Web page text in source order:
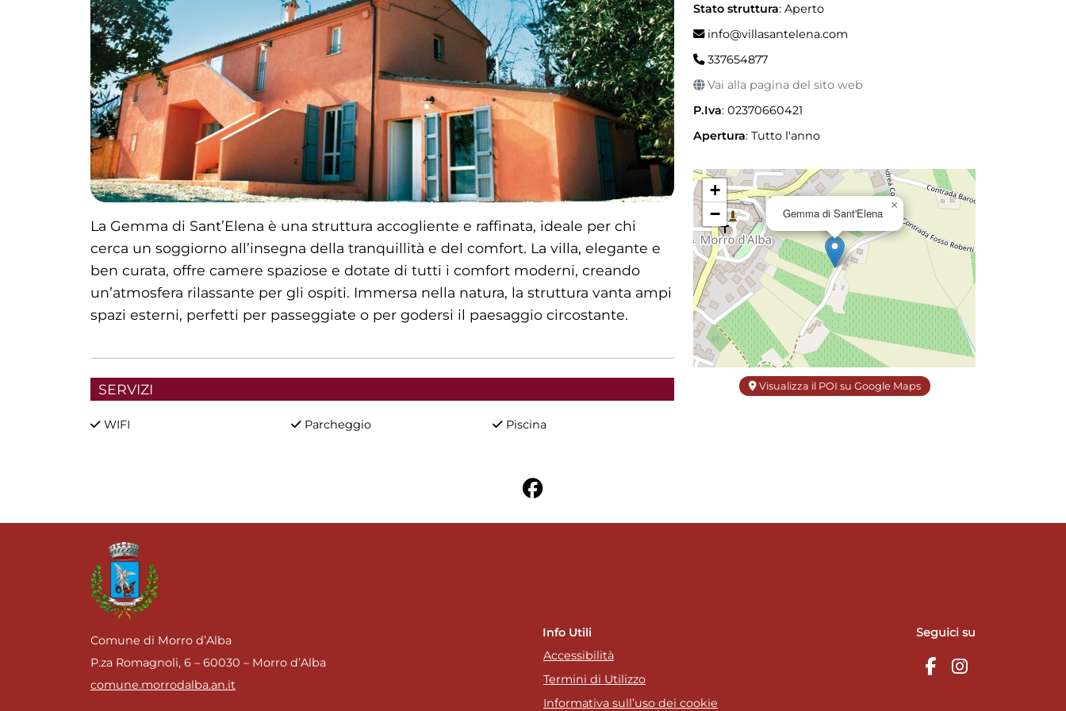
La Gemma di Sant’Elena è una struttura accogliente e raffinata, ideale per chi
cerca un soggiorno all’insegna della tranquillità e del comfort. La villa, elegante e
ben curata, offre camere spaziose e dotate di tutti i comfort moderni, creando
un’atmosfera rilassante per gli ospiti. Immersa nella natura, la struttura vanta ampi
spazi esterni, perfetti per passeggiate o per godersi il paesaggio circostante.
SERVIZI
WIFI Parcheggio Piscina
Stato struttura: Aperto
info@villasantelena.com
337654877
Vai alla pagina del sito web
P.Iva: 02370660421
Apertura: Tutto l'anno
Gemma di Sant'Elena
×
+
−
Visualizza il POI su Google Maps
Comune di Morro d’Alba
P.za Romagnoli, 6 – 60030 – Morro d’Alba
comune.morrodalba.an.it
Info Utili
Accessibilità
Termini di Utilizzo
Informativa sull’uso dei cookie
Seguici su